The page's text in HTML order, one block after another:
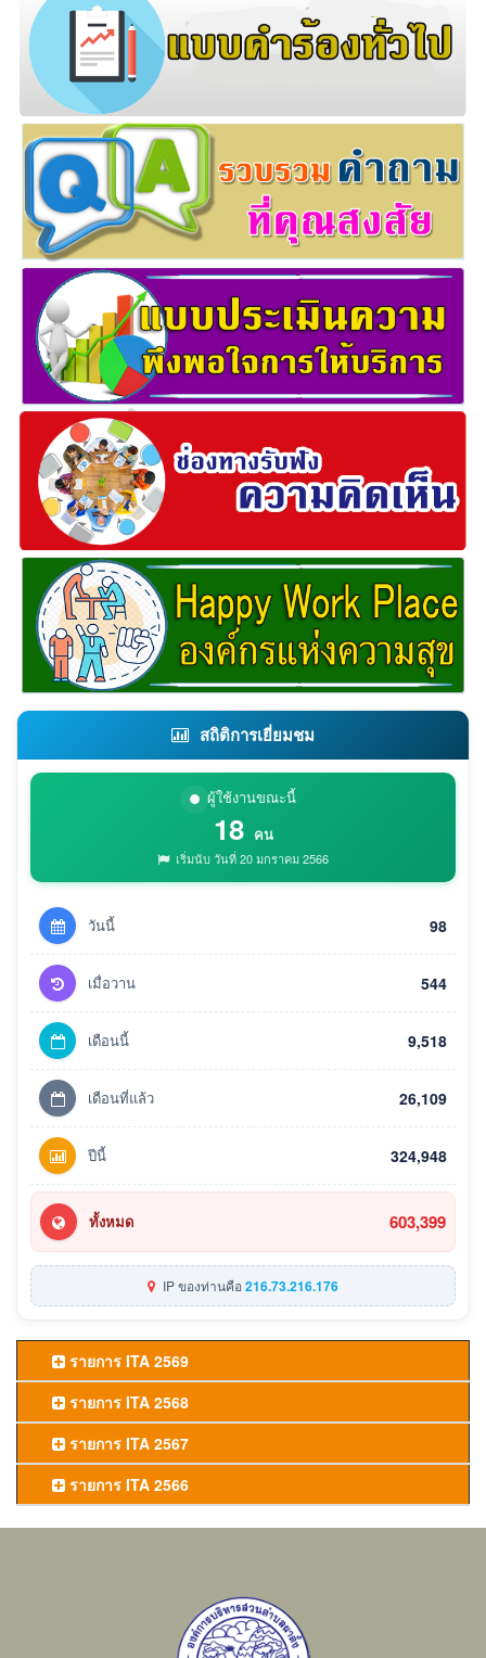
สถิติการเยี่ยมชม
ผู้ใช้งานขณะนี้
18 คน
เริ่มนับ วันที่ 20 มกราคม 2566
วันนี้ 98
เมื่อวาน 544
เดือนนี้ 9,518
เดือนที่แล้ว 26,109
ปีนี้ 324,948
ทั้งหมด 603,399
IP ของท่านคือ216.73.216.176
รายการ ITA 2569
รายการ ITA 2568
รายการ ITA 2567
รายการ ITA 2566